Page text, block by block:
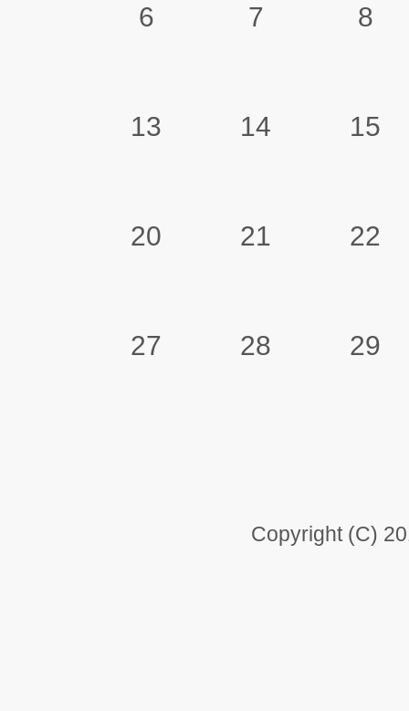
6 7 8
13 14 15
20 21 22
27 28 29
Copyright (C)